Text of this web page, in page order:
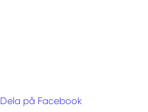
Dela på Facebook